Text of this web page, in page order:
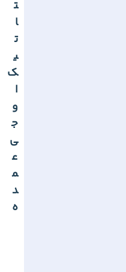
ت
ا
ت
ی
ک
ا
و
ج
ی
ع
م
د
ه